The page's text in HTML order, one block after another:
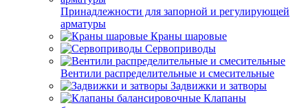
Принадлежности для запорной и регулирующей
арматуры
Краны шаровые
Сервоприводы
Вентили распределительные и смесительные
Задвижки и затворы
Клапаны